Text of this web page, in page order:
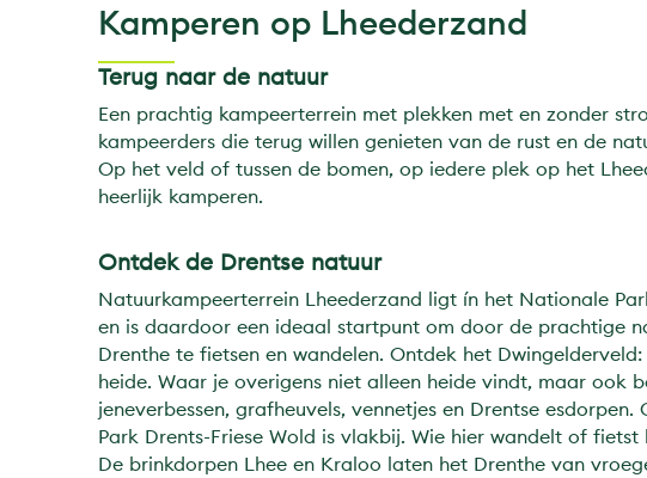
Kamperen op Lheederzand
Terug naar de natuur
Een prachtig kampeerterrein met plekken met en zonder
kampeerders die terug willen genieten van de rust en de
Op het veld of tussen de bomen, op iedere plek op het
heerlijk kamperen.
Ontdek de Drentse natuur
Natuurkampeerterrein Lheederzand ligt ín het Nationale
en is daardoor een ideaal startpunt om door de prachtige
Drenthe te fietsen en wandelen. Ontdek het
heide. Waar je overigens niet alleen heide vindt, maar ook
jeneverbessen, grafheuvels, vennetjes en Drentse
Park Drents-Friese Wold is vlakbij. Wie hier wandelt of
De brinkdorpen Lhee en Kraloo laten het Drenthe van